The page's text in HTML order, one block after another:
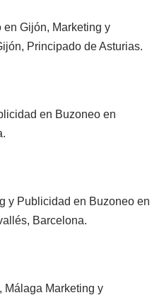
en Gijón, Marketing y
Principado de Asturias.
en Buzoneo en
y Publicidad en Buzoneo en
Barcelona.
Málaga Marketing y